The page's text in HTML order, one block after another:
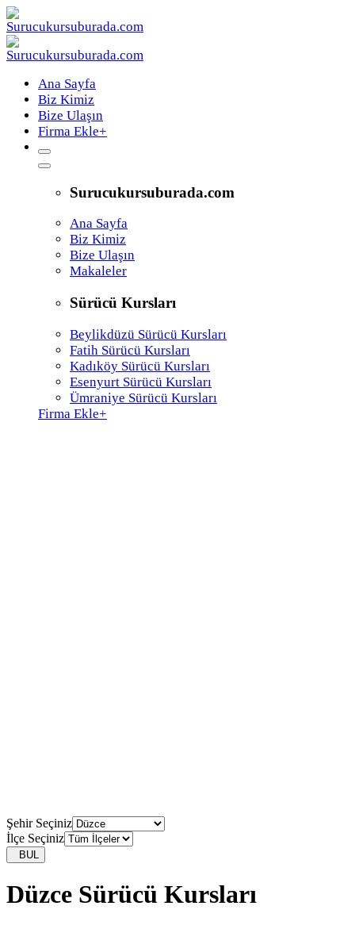
Ana Sayfa
Biz Kimiz
Bize Ulaşın
Firma Ekle+
Surucukursuburada.com
Ana Sayfa
Biz Kimiz
Bize Ulaşın
Makaleler
Sürücü Kursları
Beylikdüzü Sürücü Kursları
Fatih Sürücü Kursları
Kadıköy Sürücü Kursları
Esenyurt Sürücü Kursları
Ümraniye Sürücü Kursları
Firma Ekle+
Şehir Seçiniz
İlçe Seçiniz
BUL
Düzce Sürücü Kursları